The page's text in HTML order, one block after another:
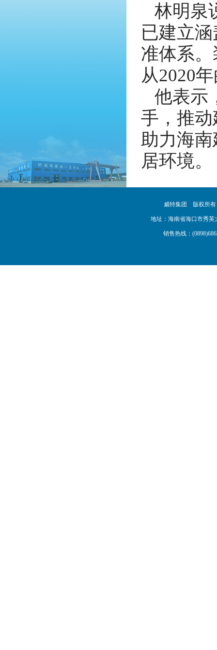
林明泉
已建立
准体系
从2020
他表示
手，推
助力海
居环境。
威特集团 版权所
地址：海南省海口市秀英
销售热线：